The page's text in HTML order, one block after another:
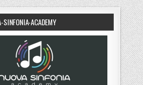
PROVINCIA PRESENTANO “AVANTI ALL’ANIMA MIA”
SINFONIA-ACADEMY